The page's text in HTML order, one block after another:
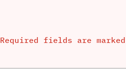
Required fields are marked